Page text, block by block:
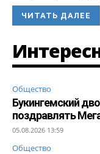
ЧИТАТЬ ДАЛЕЕ
Общество
Букингемский
поздравлять
05.08.2026 13:59
Общество